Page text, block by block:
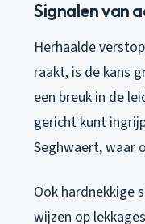
Signalen van
Herhaalde
raakt, is de kans
een breuk in de
gericht kunt
Seghwaert, waar
Ook hardnekkige
wijzen op